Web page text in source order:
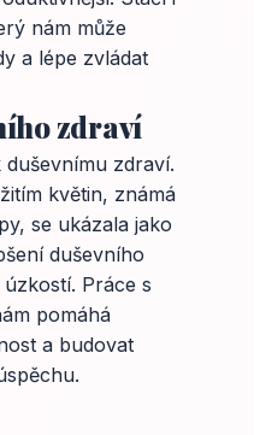
nám může
a lépe zvládat
zdraví
duševnímu zdraví.
květin, známá
se ukázala jako
duševního
Práce s
pomáhá
a budovat